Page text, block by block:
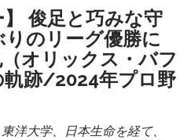
】 俊足と巧みな守
のリーグ優勝に
オリックス・バフ
軌跡/2024年プロ野
洋大学、日本生命を経て、